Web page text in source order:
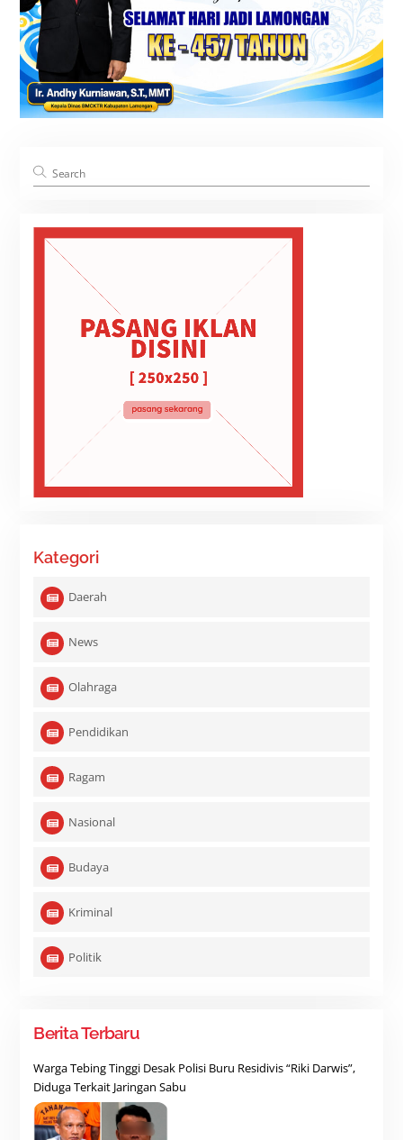
Kategori
Daerah
News
Olahraga
Pendidikan
Ragam
Nasional
Budaya
Kriminal
Politik
Berita Terbaru
Warga Tebing Tinggi Desak Polisi Buru Residivis “Riki Darwis”,
Diduga Terkait Jaringan Sabu